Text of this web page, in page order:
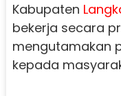
Kabupaten
bekerja secara
mengutamakan
kepada